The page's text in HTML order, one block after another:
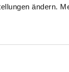
ändern.